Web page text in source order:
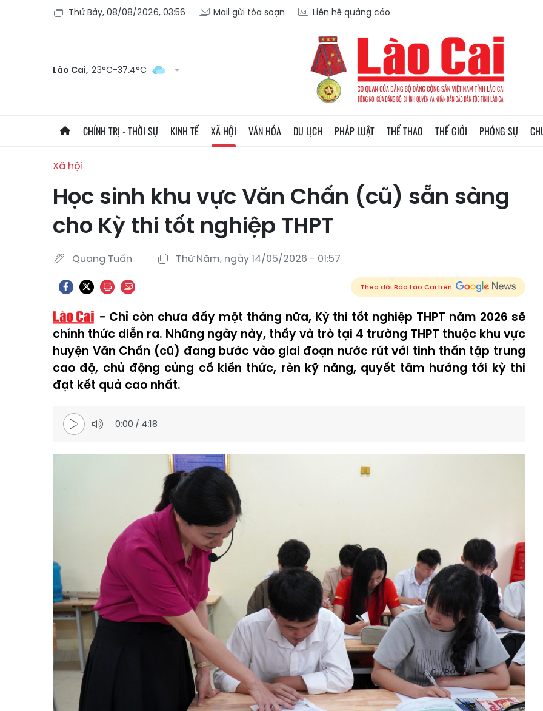
Thứ Bảy, 08/08/2026, 03:56 Mail gửi tòa soạn Liên hệ quảng cáo
Lào Cai, 23°C-37.4°C
CHÍNH TRỊ - THỜI SỰ KINH TẾ XÃ HỘI VĂN HÓA DU LỊCH PHÁP LUẬT THỂ THAO THẾ GIỚI PHÓNG SỰ
Xã hội
Học sinh khu vực Văn Chấn (cũ) sẵn sàng
cho Kỳ thi tốt nghiệp THPT
Quang Tuấn Thứ Năm, ngày 14/05/2026 - 01:57
Theo dõi Báo Lào Cai trên
Chỉ còn chưa đầy một tháng nữa, Kỳ thi tốt nghiệp THPT năm 2026 sẽ
chính thức diễn ra. Những ngày này, thầy và trò tại 4 trường THPT thuộc khu vực
huyện Văn Chấn (cũ) đang bước vào giai đoạn nước rút với tinh thần tập trung
cao độ, chủ động củng cố kiến thức, rèn kỹ năng, quyết tâm hướng tới kỳ thi
đạt kết quả cao nhất.
0:00 / 4:18